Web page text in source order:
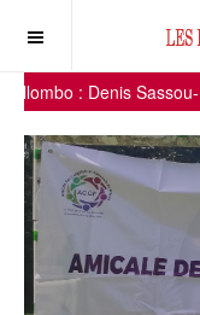
: Denis Sassou-